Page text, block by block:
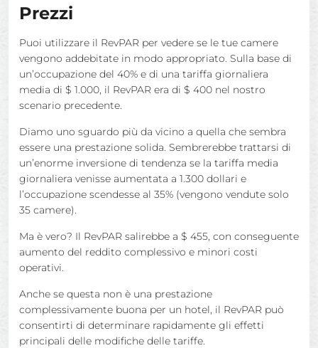
Prezzi
Puoi utilizzare il RevPAR per vedere se le tue camere
vengono addebitate in modo appropriato. Sulla base di
un’occupazione del 40% e di una tariffa giornaliera
media di $ 1.000, il RevPAR era di $ 400 nel nostro
scenario precedente.
Diamo uno sguardo più da vicino a quella che sembra
essere una prestazione solida. Sembrerebbe trattarsi di
un’enorme inversione di tendenza se la tariffa media
giornaliera venisse aumentata a 1.300 dollari e
l’occupazione scendesse al 35% (vengono vendute solo
35 camere).
Ma è vero? Il RevPAR salirebbe a $ 455, con conseguente
aumento del reddito complessivo e minori costi
operativi.
Anche se questa non è una prestazione
complessivamente buona per un hotel, il RevPAR può
consentirti di determinare rapidamente gli effetti
principali delle modifiche delle tariffe.